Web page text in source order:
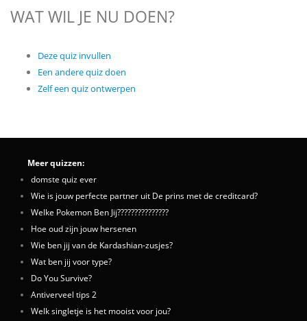
WAT WIL JE NU DOEN?
Deze quiz invullen
Een andere quiz doen
Zelf een quiz ontwerpen
Meer quizzen:
domste quiz ever
Wie is jouw perfecte partner uit De prins met de creditcard?
Welke Pokemon Ben Jij???????????????
Hoe oud zijn jouw hersenen
Wie ben jij van de Kardashian-zusjes?
Wat ben jij voor type?
Do You Survive?
Antiverveel tips 2
Welk singletje is het mooist voor jou?